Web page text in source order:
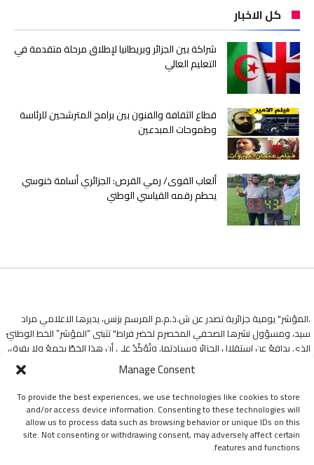
Manage Consent
To provide the best experiences, we use technologies like cookies to store
and/or access device information. Consenting to these technologies will
allow us to process data such as browsing behavior or unique IDs on this
site. Not consenting or withdrawing consent, may adversely affect certain
features and functions.
كل الاخبار
شراكة بين الجزائر وبريطانيا لإطلاق مرحلة متقدمة في
التعليم العالي
قطاع الثقافة والفنون بين برامج المترشحين للرئاسة
وطموحات المبدعين
ألعاب القوى/ رمي القرص: الجزائري أسامة خنوسي
يحطم رقمه القياسي الوطني
.المؤشر" يومية جزائرية تصدر عن ش.ذ.م.م المرسم بزنس، يديرها الاعلامي مراد
سيد، ومسؤول نشرها الصحفي المخصرم لخضر فراط" تتبنى “المؤشر” الخط الوطنيّ
الذي يدافعُ عن استقلالِ الجزائرِ وسيادتها. وتُؤكّدُ على أن هذا الخطّ يجمعُ ولا يفرق،
وأنّهُ طريقها ومنارةُ دربها في هذه التجربةِ الإعلاميةِ.